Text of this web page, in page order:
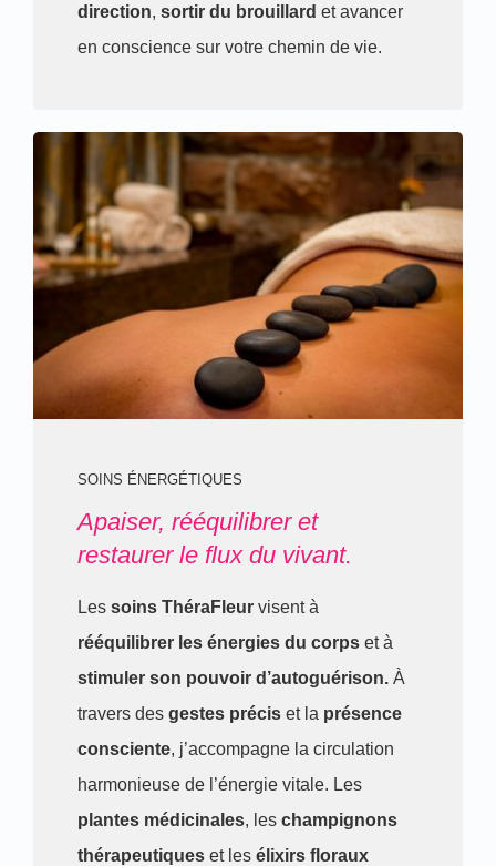
direction, sortir du brouillard et avancer
en conscience sur votre chemin de vie.
SOINS ÉNERGÉTIQUES
Apaiser, rééquilibrer et
restaurer le flux du vivant.
Les soins ThéraFleur visent à
rééquilibrer les énergies du corps et à
stimuler son pouvoir d’autoguérison. À
travers des gestes précis et la présence
consciente, j’accompagne la circulation
harmonieuse de l’énergie vitale. Les
plantes médicinales, les champignons
thérapeutiques et les élixirs floraux